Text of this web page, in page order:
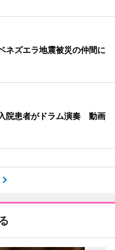
ネズエラ地震被災の仲間に
院患者がドラム演奏 動画